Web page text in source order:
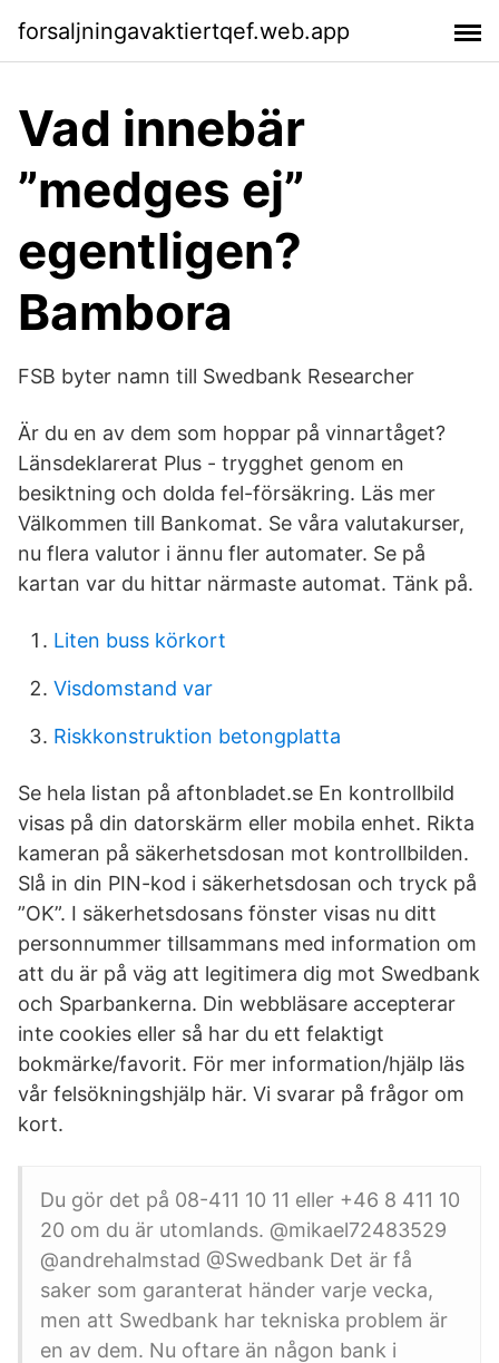
forsaljningavaktiertqef.web.app
Vad innebär
”medges ej”
egentligen?
Bambora
FSB byter namn till Swedbank Researcher
Är du en av dem som hoppar på vinnartåget?
Länsdeklarerat Plus - trygghet genom en
besiktning och dolda fel-försäkring. Läs mer
Välkommen till Bankomat. Se våra valutakurser,
nu flera valutor i ännu fler automater. Se på
kartan var du hittar närmaste automat. Tänk på.
Liten buss körkort
Visdomstand var
Riskkonstruktion betongplatta
Se hela listan på aftonbladet.se En kontrollbild
visas på din datorskärm eller mobila enhet. Rikta
kameran på säkerhetsdosan mot kontrollbilden.
Slå in din PIN-kod i säkerhetsdosan och tryck på
”OK”. I säkerhetsdosans fönster visas nu ditt
personnummer tillsammans med information om
att du är på väg att legitimera dig mot Swedbank
och Sparbankerna. Din webbläsare accepterar
inte cookies eller så har du ett felaktigt
bokmärke/favorit. För mer information/hjälp läs
vår felsökningshjälp här. Vi svarar på frågor om
kort.
Du gör det på 08-411 10 11 eller +46 8 411 10
20 om du är utomlands. @mikael72483529
@andrehalmstad @Swedbank Det är få
saker som garanterat händer varje vecka,
men att Swedbank har tekniska problem är
en av dem. Nu oftare än någon bank i